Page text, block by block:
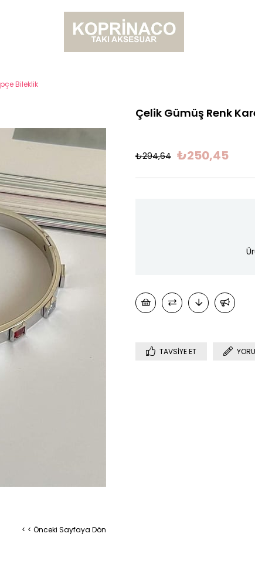
Bileklik
< < Önceki Sayfaya Dön
Çelik Gümüş Renk
₺294,64 ₺250,45
TAVSIYE ET